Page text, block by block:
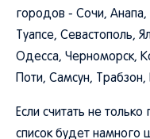
городов - Сочи, Анапа,
Туапсе, Севастополь,
Одесса, Черноморск,
Поти, Самсун,
Если считать не
список будет